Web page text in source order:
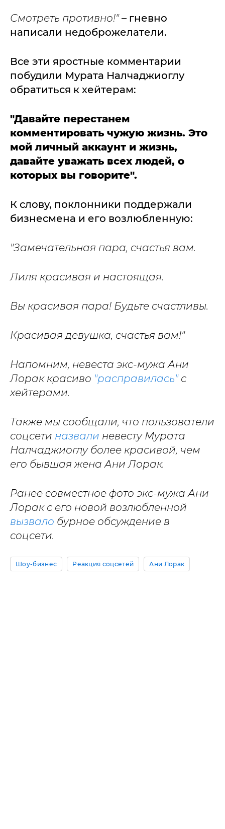
Смотреть противно!"– гневно
написали недоброжелатели.
Все эти яростные комментарии
побудили Мурата Налчаджиоглу
обратиться к хейтерам:
"Давайте перестанем
комментировать чужую жизнь. Это
мой личный аккаунт и жизнь,
давайте уважать всех людей, о
которых вы говорите".
К слову, поклонники поддержали
бизнесмена и его возлюбленную:
"Замечательная пара, счастья вам.
Лиля красивая и настоящая.
Вы красивая пара! Будьте счастливы.
Красивая девушка, счастья вам!"
Напомним, невеста экс-мужа Ани
Лорак красиво "расправилась"с
хейтерами.
Также мы сообщали, что пользователи
соцсети назвали невесту Мурата
Налчаджиоглу более красивой, чем
его бывшая жена Ани Лорак.
Ранее совместное фото экс-мужа Ани
Лорак с его новой возлюбленной
вызвало бурное обсуждение в
соцсети.
Шоу-бизнес Реакция соцсетей Ани Лорак